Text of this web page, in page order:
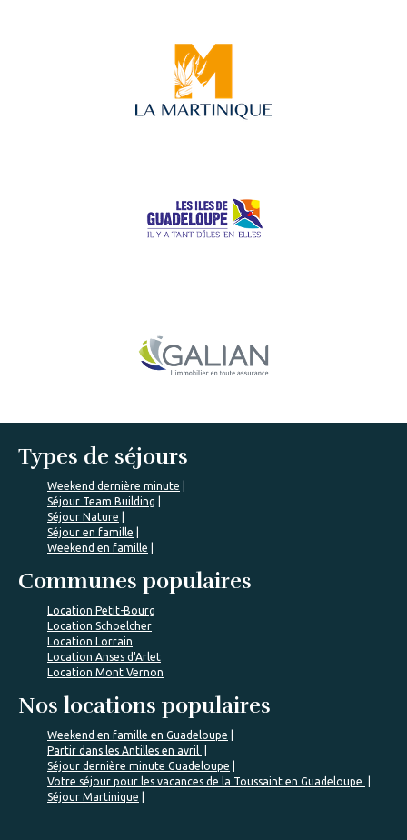
Types de séjours
Weekend dernière minute
Séjour Team Building
Séjour Nature
Séjour en famille
Weekend en famille
Communes populaires
Location Petit-Bourg
Location Schoelcher
Location Lorrain
Location Anses d'Arlet
Location Mont Vernon
Nos locations populaires
Weekend en famille en Guadeloupe
Partir dans les Antilles en avril
Séjour dernière minute Guadeloupe
Votre séjour pour les vacances de la Toussaint en Guadeloupe
Séjour Martinique